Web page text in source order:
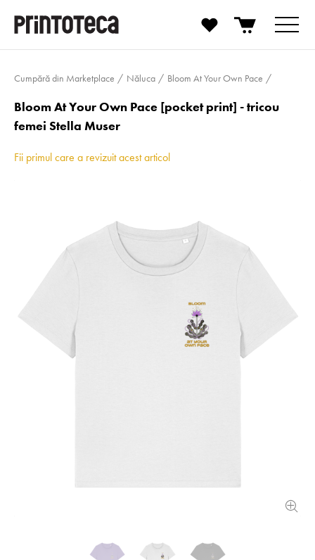
Cumpără din Marketplace Năluca Bloom At Your Own Pace
Bloom At Your Own Pace [pocket print] - tricou
femei Stella Muser
Fii primul care a revizuit acest articol